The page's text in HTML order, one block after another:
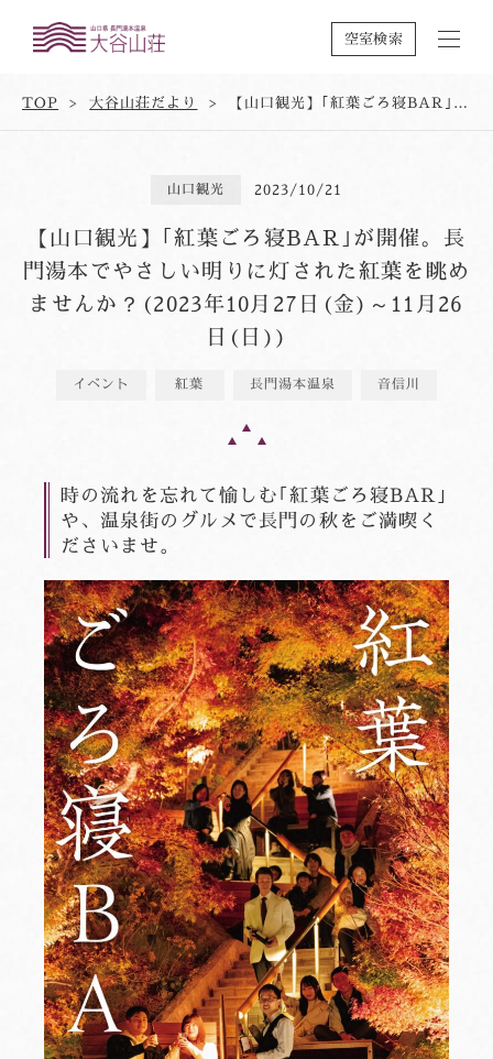
空室検索
TOP 大谷山荘だより 【山口観光】｢紅葉ごろ寝BAR｣が開催。長門湯本でやさしい明りに灯された紅葉を眺めませんか？(2023年10月27日(金)～11月26日(日))
山口観光 2023/10/21
【山口観光】｢紅葉ごろ寝BAR｣が開催。長
門湯本でやさしい明りに灯された紅葉を眺め
ませんか？(2023年10月27日(金)～11月26
日(日))
イベント 紅葉 長門湯本温泉 音信川
時の流れを忘れて愉しむ｢紅葉ごろ寝BAR｣
や、温泉街のグルメで長門の秋をご満喫く
ださいませ。